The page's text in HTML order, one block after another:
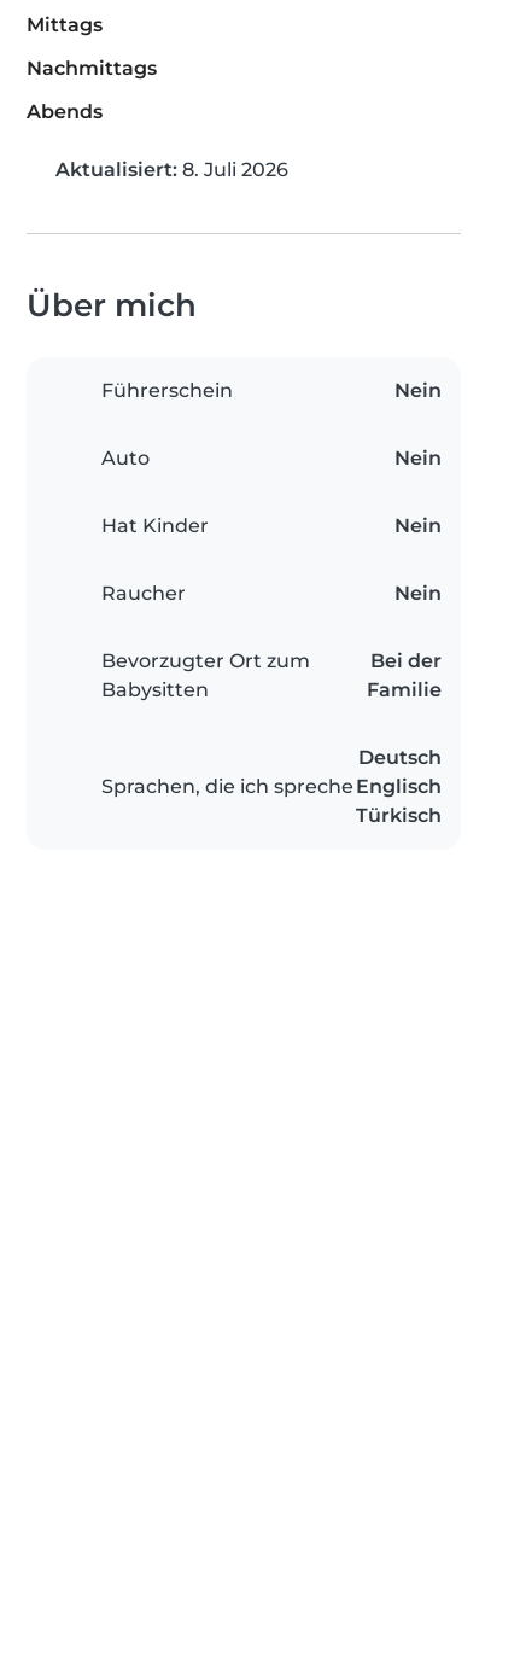
Mittags
Nachmittags
Abends
Aktualisiert: 8. Juli 2026
Über mich
Führerschein Nein
Auto Nein
Hat Kinder Nein
Raucher Nein
Bevorzugter Ort zum
Babysitten
Bei der
Familie
Sprachen, die ich spreche
Deutsch
Englisch
Türkisch